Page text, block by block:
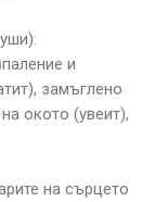
и
замъглено
окото (увеит),
на сърцето